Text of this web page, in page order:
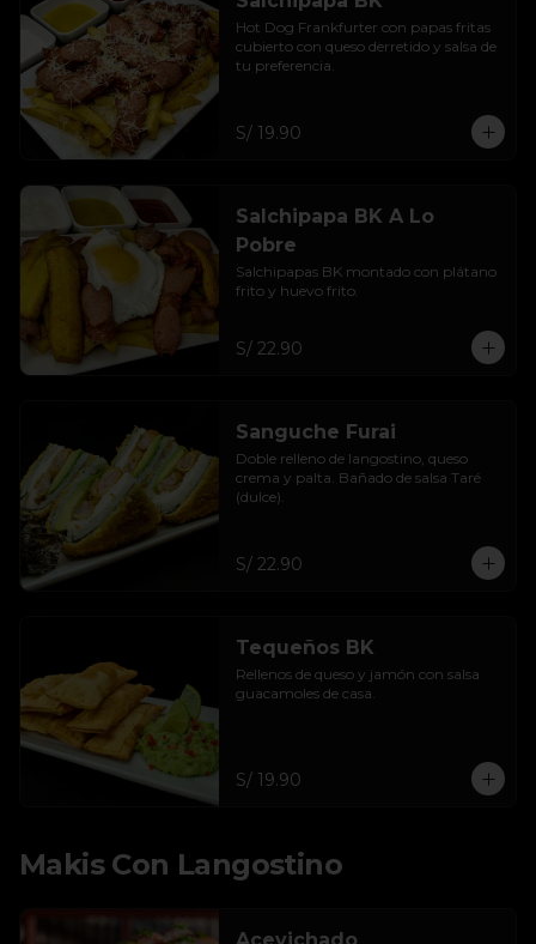
Hot Dog Frankfurter con papas fritas
cubierto con queso derretido y salsa de
tu preferencia.
S/ 19.90
Salchipapa BK A Lo
Pobre
Salchipapas BK montado con plátano
frito y huevo frito.
S/ 22.90
Sanguche Furai
Doble relleno de langostino, queso
crema y palta. Bañado de salsa Taré
(dulce).
S/ 22.90
Tequeños BK
Rellenos de queso y jamón con salsa
guacamoles de casa.
S/ 19.90
Makis Con Langostino